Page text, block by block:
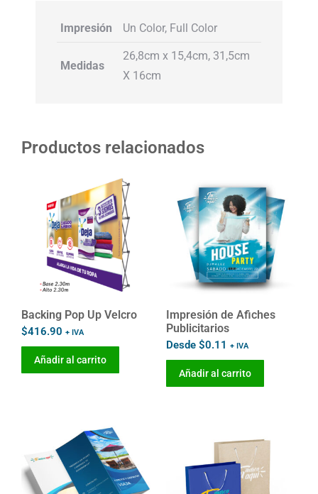
Impresión Un Color, Full Color
Medidas
26,8cm x 15,4cm, 31,5cm
X 16cm
Productos relacionados
Backing Pop Up Velcro
$416.90 + IVA
Añadir al carrito
Impresión de Afiches
Publicitarios
Desde $0.11 + IVA
Añadir al carrito